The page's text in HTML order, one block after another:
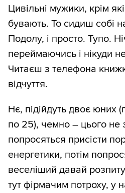
Цивільні мужики, крім
бувають. То сидиш собі
Подолу, і просто. Тупо.
переймаючись і нікуди
Читаєш з телефона
відчуття.
Нє, підійдуть двоє юних
по 25), чемно – цього
попросяться присісти
енергетики, потім
веселіший давай
тут фірмачим потроху, у